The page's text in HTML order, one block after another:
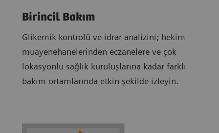
Birincil Bakım
Glikemik kontrolü ve idrar analizini; hekim
muayenehanelerinden eczanelere ve çok
lokasyonlu sağlık kuruluşlarına kadar farklı
bakım ortamlarında etkin şekilde izleyin.